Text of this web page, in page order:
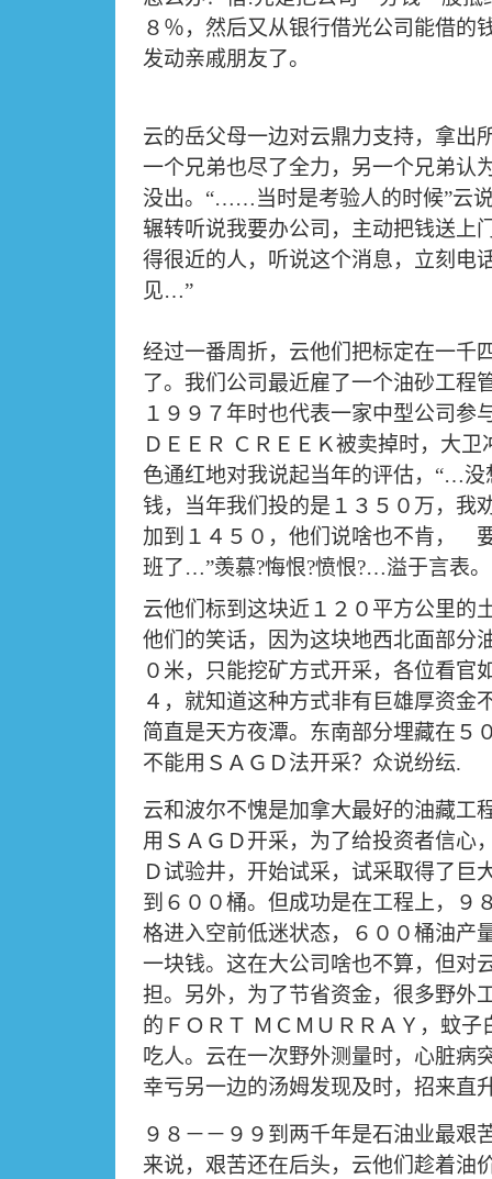
８％，然后又从银行借光公司能借的
发动亲戚朋友了。
云的岳父母一边对云鼎力支持，拿出
一个兄弟也尽了全力，另一个兄弟认
没出。 “……当时是考验人的时候”云
辗转听说我要办公司，主动把钱送上
得很近的人，听说这个消息，立刻电
见…”
经过一番周折，云他们把标定在一千
了。我们公司最近雇了一个油砂工程
１９９７年时也代表一家中型公司参
ＤＥＥＲ ＣＲＥＥＫ被卖掉时，大
色通红地对我说起当年的评估， “…没
钱，当年我们投的是１３５０万，我
加到１４５０，他们说啥也不肯，
班了…”羡慕?悔恨?愤恨?…溢于言表。
云他们标到这块近１２０平方公里的
他们的笑话，因为这块地西北面部分
０米，只能挖矿方式开采，各位看官
４，就知道这种方式非有巨雄厚资金
简直是天方夜潭。东南部分埋藏在５
不能用ＳＡＧＤ法开采？众说纷纭.
云和波尔不愧是加拿大最好的油藏工
用ＳＡＧＤ开采，为了给投资者信心
Ｄ试验井，开始试采，试采取得了巨
到６００桶。但成功是在工程上，９
格进入空前低迷状态，６００桶油产
一块钱。这在大公司啥也不算，但对
担。另外，为了节省资金，很多野外
的ＦＯＲＴ ＭＣＭＵＲＲＡＹ，蚊
吃人。云在一次野外测量时，心脏病
幸亏另一边的汤姆发现及时，招来直
９８－－９９到两千年是石油业最艰
来说，艰苦还在后头，云他们趁着油